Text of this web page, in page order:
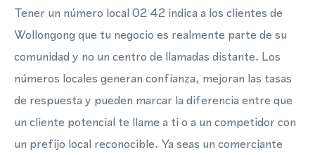
Tener un número local 02 42 indica a los clientes de
Wollongong que tu negocio es realmente parte de su
comunidad y no un centro de llamadas distante. Los
números locales generan confianza, mejoran las tasas
de respuesta y pueden marcar la diferencia entre que
un cliente potencial te llame a ti o a un competidor con
un prefijo local reconocible. Ya seas un comerciante